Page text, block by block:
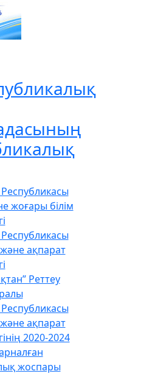
жоғары білім
ақпарат
Реттеу
ақпарат
2020-2024
жоспары